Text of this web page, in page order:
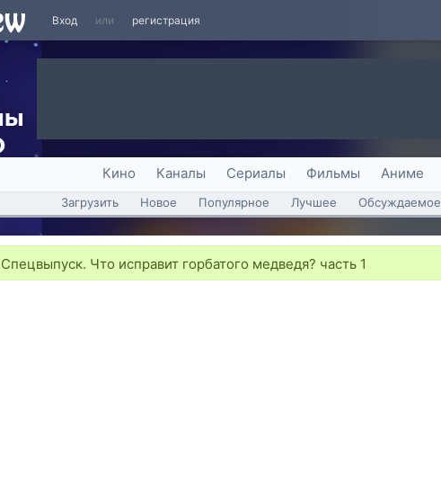
Вход или регистрация
Кино Каналы Сериалы Фильмы Аниме
Загрузить Новое Популярное Лучшее Обсуждаемое
Что исправит горбатого медведя? часть 1